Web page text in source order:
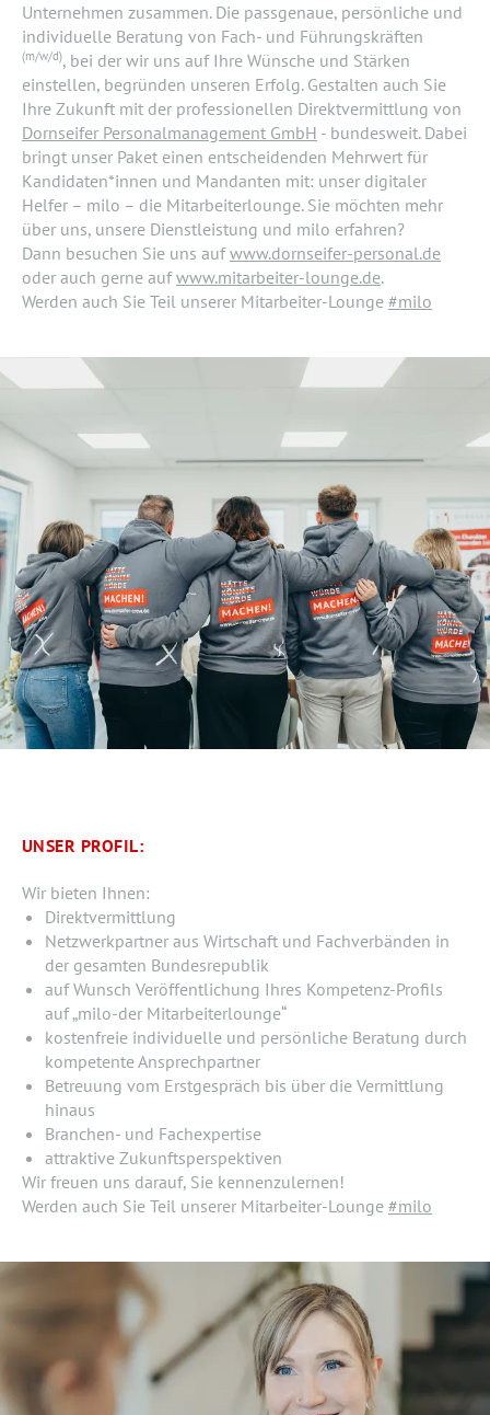
Unternehmen zusammen. Die passgenaue, persönliche und
individuelle Beratung von Fach- und Führungskräften
(m/w/d), bei der wir uns auf Ihre Wünsche und Stärken
einstellen, begründen unseren Erfolg. Gestalten auch Sie
Ihre Zukunft mit der professionellen Direktvermittlung von
Dornseifer Personalmanagement GmbH - bundesweit. Dabei
bringt unser Paket einen entscheidenden Mehrwert für
Kandidaten*innen und Mandanten mit: unser digitaler
Helfer – milo – die Mitarbeiterlounge. Sie möchten mehr
über uns, unsere Dienstleistung und milo erfahren?
Dann besuchen Sie uns aufwww.dornseifer-personal.de
oder auch gerne aufwww.mitarbeiter-lounge.de.
Werden auch Sie Teil unserer Mitarbeiter-Lounge #milo
UNSER PROFIL:
Wir bieten Ihnen:
Direktvermittlung
Netzwerkpartner aus Wirtschaft und Fachverbänden in
der gesamten Bundesrepublik
auf Wunsch Veröffentlichung Ihres Kompetenz-Profils
auf „milo-der Mitarbeiterlounge“
kostenfreie individuelle und persönliche Beratung durch
kompetente Ansprechpartner
Betreuung vom Erstgespräch bis über die Vermittlung
hinaus
Branchen- und Fachexpertise
attraktive Zukunftsperspektiven
Wir freuen uns darauf, Sie kennenzulernen!
Werden auch Sie Teil unserer Mitarbeiter-Lounge #milo